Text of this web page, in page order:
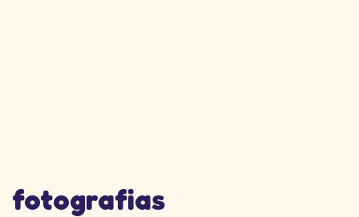
fotografias